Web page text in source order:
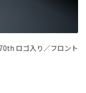
ロゴ入り／フロント